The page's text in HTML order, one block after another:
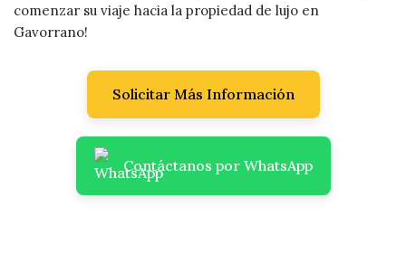
comenzar su viaje hacia la propiedad de lujo en
Gavorrano!
Solicitar Más Información
Contáctanos por WhatsApp